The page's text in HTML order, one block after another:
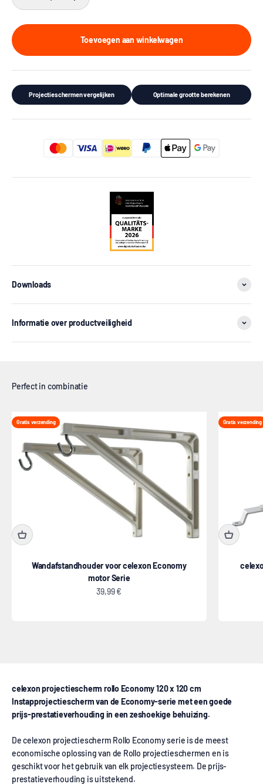
Toevoegen aan winkelwagen
Projectieschermen vergelijken Optimale grootte berekenen
Downloads
Informatie over productveiligheid
Gratis verzending
Wandafstandhouder voor celexon Economy
motor Serie
Aanbiedingsprijs
39,99 €
Gratis verzending
celexon projectiescherm rollo Economy 120 x 120 cm
Instapprojectiescherm van de Economy-serie met een goede
prijs-prestatieverhouding in een zeshoekige behuizing.
De celexon projectiescherm Rollo Economy serie is de meest
economische oplossing van de Rollo projectieschermen en is
geschikt voor het gebruik van elk projectiesysteem. De prijs-
prestatieverhouding is uitstekend.